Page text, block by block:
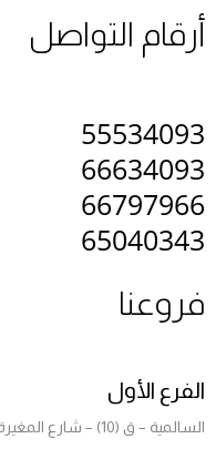
أرقام التواصل
55534093
66634093
66797966
65040343
فروعنا
الفرع الأول
السالمية – ق (10) – شارع المغيرة بن شعبة